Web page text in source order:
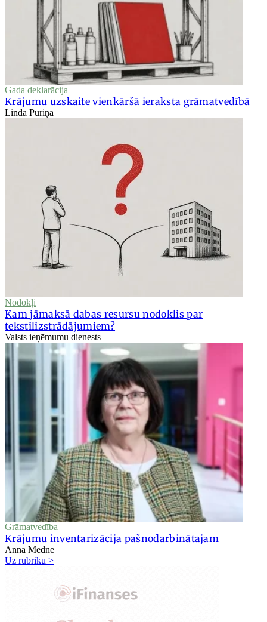
Gada deklarācija
Krājumu uzskaite vienkāršā ieraksta grāmatvedībā
Linda Puriņa
Nodokļi
Kam jāmaksā dabas resursu nodoklis par
tekstilizstrādājumiem?
Valsts ieņēmumu dienests
Grāmatvedība
Krājumu inventarizācija pašnodarbinātajam
Anna Medne
Uz rubriku >